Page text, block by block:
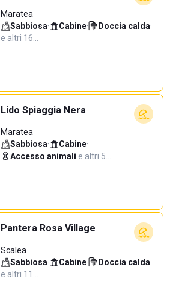
Maratea
Sabbiosa· Cabine· Doccia calda·
e altri 16…
Lido Spiaggia Nera
Maratea
Sabbiosa· Cabine·
Accesso animali·e altri 5…
Pantera Rosa Village
Scalea
Sabbiosa· Cabine· Doccia calda·
e altri 11…